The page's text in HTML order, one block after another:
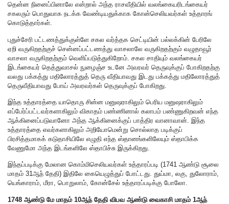
தென்ன நினைப்பினாலே என்றால் அந்த ராசவீதியில் வலங்கையரிடங்கையர்
சகலரும் பொதுவாக நடக்க வேண்டியதுக்காக கோன்செலியவர்கள் உத்தாரங்
கொடுத்தார்கள்.
புதுச்சேரி பட்டணத்துக்குள்ளே சகல வர்த்தக செட்டியின் பல்லக்கின் பேரிலே
ஏறி வருகிறதற்குச் சென்னப்பட்டணத்து வாசலாலே வருகிறதற்கும் வழுதாவூர்
வாசலா வருகிறதற்கும் வெளிப்படுத்துகிறோம். சகல சாதியும் வலங்கையர்
இடங்கையர் தெத்துவாசல் நுழைஞ்ச உடனே அவரவர் தெருவுக்குப் போகிறதற்கு
வலது பக்கத்து மதிலோரத்துத் தெரு வீதியாவது இடது பக்கத்து மதிலோரத்துத்
தெருவீதியாவது போய் அவரவர்கள் தெருவுக்குப் போகிறது.
இந்த உத்தாரத்தை யாதொரு சின்ன மனுஷராகிலும் பெரிய மனுஷராகிலும்
எப்பேர்ப்பட்டவர்களாகிலும் விகாதம் பண்ணினால் கலாபம் பண்ணுகிறவன் எந்த
ஆக்கினைப்படுவானோ அந்த ஆக்கினைக்குப் பாத்திர வானாவான். இந்த
உத்தாரத்தை எவர்களாகிலும் அறியோமென்று சொல்லாத படிக்குப்
பிரசித்தமாகக் கடுதாசியிலே எழுதி எந்த ஸ்தானங்களிலேயும் ஸ்தாபிக்க
வேணுமோ அந்த இடங்களிலே ஸ்தாபிச்சு இருக்கிறது.
இந்தப்படிக்கு மேலான கொம்மிசெலியவர்கள் உத்தாரப்படி (1741 ஆண்டு சூலை
மாதம் 31ஆந் தேதி) இதிலே கையெழுத்துப் போட்டது. துய்மா, லகு, துலோராம்,
யெங்காராம், மீரா, பொறுலாம், கோன்சேல் உத்தாரப்படிக்கு போலோ.
1748 ஆண்டு மே மாதம் 10ஆந் தேதி விபவ ஆண்டு வைகாசி மாதம் 1ஆந்